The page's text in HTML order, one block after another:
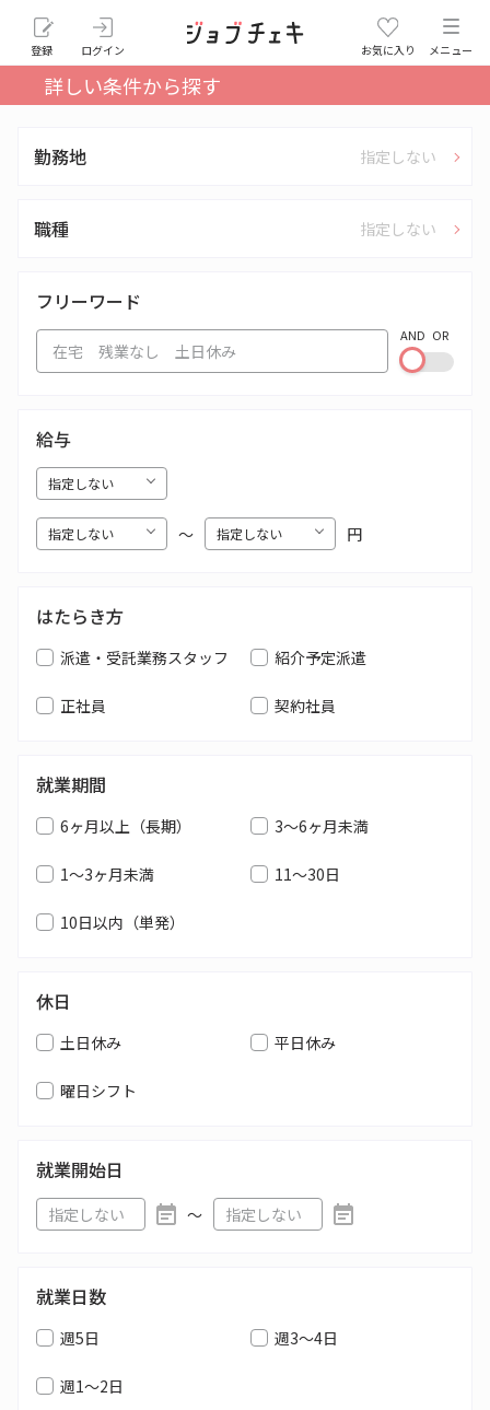
登録 ログイン お気に入り メニュー
詳しい条件から探す
勤務地 指定しない
職種 指定しない
フリーワード
AND OR
給与
〜 円
はたらき方
派遣・受託業務スタッフ 紹介予定派遣
正社員 契約社員
就業期間
6ヶ月以上（長期） 3～6ヶ月未満
1～3ヶ月未満 11～30日
10日以内（単発）
休日
土日休み 平日休み
曜日シフト
就業開始日
〜
就業日数
週5日 週3～4日
週1～2日